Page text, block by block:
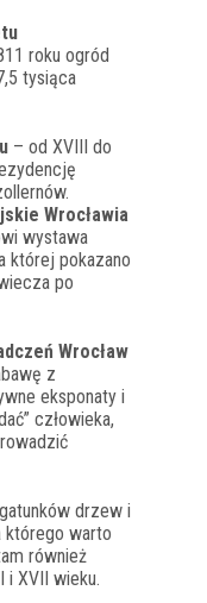
roku ogród
tysiąca
– od XVIII do
Wrocławia
wystawa
której pokazano
po
Wrocław
z
eksponaty i
człowieka,
drzew i
którego warto
również
i XVII wieku.